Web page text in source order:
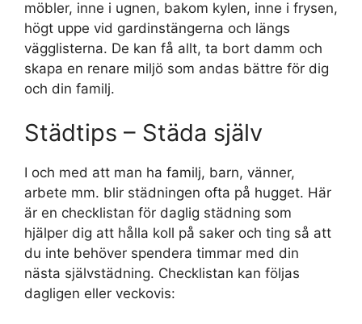
möbler, inne i ugnen, bakom kylen, inne i frysen,
högt uppe vid gardinstängerna och längs
vägglisterna. De kan få allt, ta bort damm och
skapa en renare miljö som andas bättre för dig
och din familj.
Städtips – Städa själv
I och med att man ha familj, barn, vänner,
arbete mm. blir städningen ofta på hugget. Här
är en checklistan för daglig städning som
hjälper dig att hålla koll på saker och ting så att
du inte behöver spendera timmar med din
nästa självstädning. Checklistan kan följas
dagligen eller veckovis: